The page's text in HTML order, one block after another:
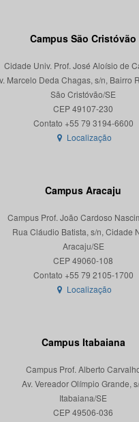
Campus São Cristóvão
Cidade Univ. Prof. José Aloísio de
Marcelo Deda Chagas, s/n, Bairro
São Cristóvão/SE
CEP 49107-230
Localização
Campus Aracaju
Campus Prof. João Cardoso
Rua Cláudio Batista, s/n, Cidade
Aracaju/SE
CEP 49060-108
Localização
Campus Itabaiana
Campus Prof. Alberto
Av. Vereador Olímpio Grande,
Itabaiana/SE
CEP 49506-036